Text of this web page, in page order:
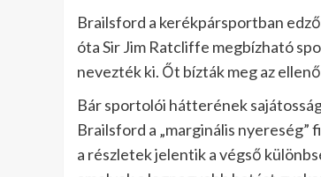
Brailsford a kerékpársportban
óta Sir Jim Ratcliffe megbízható
nevezték ki. Őt bízták meg az
Bár sportolói hátterének
Brailsford a „marginális nyereség”
a részletek jelentik a végső